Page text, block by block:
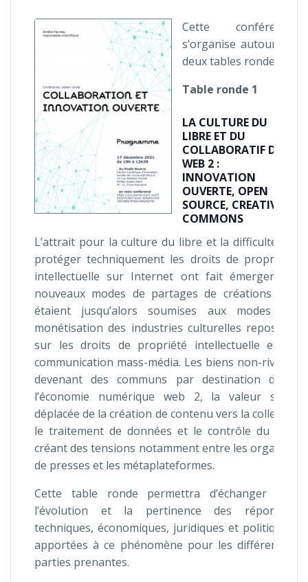
Cette conférence
s’organise autour de
deux tables rondes
Table ronde 1
LA CULTURE DU
LIBRE ET DU
COLLABORATIF DU
WEB 2 :
INNOVATION
OUVERTE, OPEN
SOURCE, CREATIVE
COMMONS
L’attrait pour la culture du libre et la difficulté de
protéger techniquement les droits de propriété
intellectuelle sur Internet ont fait émerger de
nouveaux modes de partages de créations qui
étaient jusqu’alors soumises aux modes de
monétisation des industries culturelles reposant
sur les droits de propriété intellectuelle et la
communication mass-média. Les biens non-rivaux
devenant des communs par destination dans
l’économie numérique web 2, la valeur s’est
déplacée de la création de contenu vers la collecte,
le traitement de données et le contrôle du flux
créant des tensions notamment entre les organes
de presses et les métaplateformes.
Cette table ronde permettra d’échanger sur
l’évolution et la pertinence des réponses
techniques, économiques, juridiques et politiques
apportées à ce phénomène pour les différentes
parties prenantes.